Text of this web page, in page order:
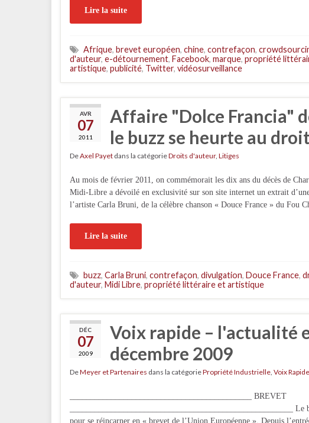
Lire la suite
Afrique, brevet européen, chine, contrefaçon,
d'auteur, e-détournement, Facebook, marque, propriété
artistique, publicité, Twitter, vidéosurveillance
AVR
07
2011
Affaire "Dolce Francia"
le buzz se heurte au
DeAxel Payet dans la catégorieDroits d'auteur, Litiges
Au mois de février 2011, on commémorait les dix ans du décès de
Midi-Libre a dévoilé en exclusivité sur son site internet un extrait
l’artiste Carla Bruni, de la célèbre chanson « Douce France » du Fou
Lire la suite
buzz, Carla Bruni, contrefaçon, divulgation, Douce France,
d'auteur, Midi Libre, propriété littéraire et artistique
DÉC
07
2009
Voix rapide – l'actualité
décembre 2009
DeMeyer et Partenaires dans la catégoriePropriété Industrielle, Voix Rapide
____________________________________________ BREVET
______________________________________________________
pour se réincarner en « brevet de l’Union Européenne ». Depuis